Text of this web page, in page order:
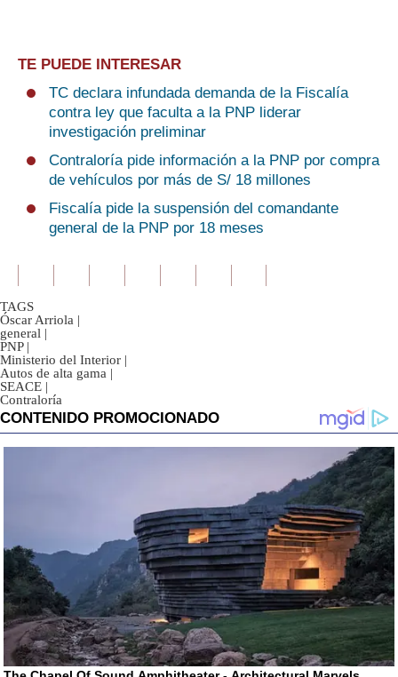
TE PUEDE INTERESAR
TC declara infundada demanda de la Fiscalía
contra ley que faculta a la PNP liderar
investigación preliminar
Contraloría pide información a la PNP por compra
de vehículos por más de S/ 18 millones
Fiscalía pide la suspensión del comandante
general de la PNP por 18 meses
TAGS
Óscar Arriola |
general |
PNP |
Ministerio del Interior |
Autos de alta gama |
SEACE |
Contraloría